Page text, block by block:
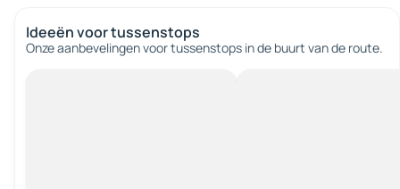
Ideeën voor tussenstops
Onze aanbevelingen voor tussenstops in de buurt van de route.